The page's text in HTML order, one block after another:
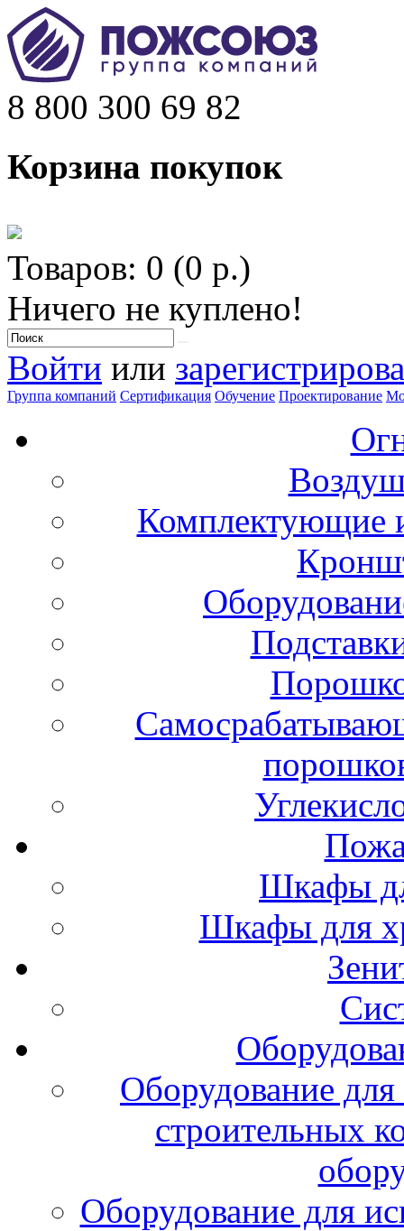
8 800 300 69 82
Корзина покупок
Товаров: 0 (0 р.)
Ничего не куплено!
Войти или
Группа компаний Сертификация Обучение Проектирование
Комплектующие
Шкафы
Шкафы для
Оборудование
строительных
Оборудование для